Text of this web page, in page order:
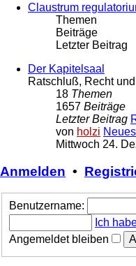
Claustrum
Themen
Beiträge
Letzter Beitrag
Der Kapitelsaal
Ratschluß, Recht
18 Themen
1657 Beiträge
Letzter Beitrag
von holzi
Mittwoch 24.
Anmelden •
Benutzername:
Ich
Angemeldet bleiben